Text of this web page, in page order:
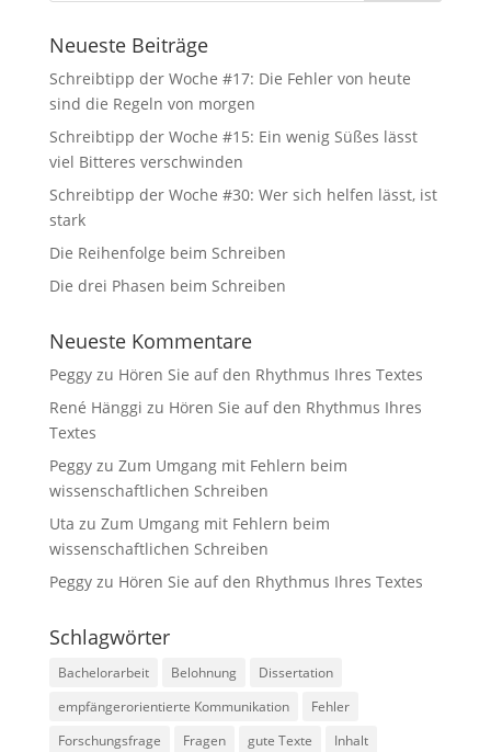
Neueste Beiträge
Schreibtipp der Woche #17: Die Fehler von heute
sind die Regeln von morgen
Schreibtipp der Woche #15: Ein wenig Süßes lässt
viel Bitteres verschwinden
Schreibtipp der Woche #30: Wer sich helfen lässt, ist
stark
Die Reihenfolge beim Schreiben
Die drei Phasen beim Schreiben
Neueste Kommentare
Peggyzu Hören Sie auf den Rhythmus Ihres Textes
René Hänggi zu Hören Sie auf den Rhythmus Ihres
Textes
Peggyzu Zum Umgang mit Fehlern beim
wissenschaftlichen Schreiben
Uta zu Zum Umgang mit Fehlern beim
wissenschaftlichen Schreiben
Peggyzu Hören Sie auf den Rhythmus Ihres Textes
Schlagwörter
Bachelorarbeit Belohnung
Dissertation
empfängerorientierte Kommunikation
Fehler
Forschungsfrage
Fragen gute Texte
Inhalt
Website zu
verbessern.
Erfahrungen
Diese Cookies
sorgen dafür,
Website
während Ihres
funktioniert.
Cookies
ablehnen,
werden einige
auf der
Website nicht
mehr
verfügbar
sein.
Marketing
Mit diesen Cookies
Interessen und Ihr
Besuch der
Website mit. Sie
erhöhen damit die
Wahrscheinlichkeit,